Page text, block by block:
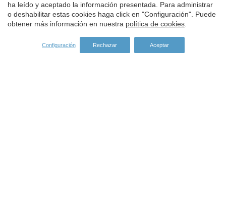
ha leído y aceptado la información presentada. Para administrar
o deshabilitar estas cookies haga click en "Configuración". Puede
obtener más información en nuestra política de cookies.
Configuración Rechazar Aceptar